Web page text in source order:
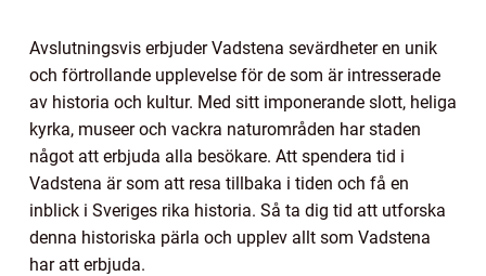
Avslutningsvis erbjuder Vadstena sevärdheter en unik
och förtrollande upplevelse för de som är intresserade
av historia och kultur. Med sitt imponerande slott, heliga
kyrka, museer och vackra naturområden har staden
något att erbjuda alla besökare. Att spendera tid i
Vadstena är som att resa tillbaka i tiden och få en
inblick i Sveriges rika historia. Så ta dig tid att utforska
denna historiska pärla och upplev allt som Vadstena
har att erbjuda.